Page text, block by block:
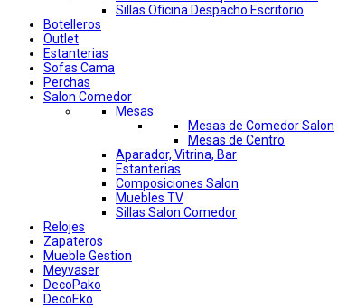
Sillas Oficina Despacho Escritorio
Botelleros
Outlet
Estanterias
Sofas Cama
Perchas
Salon Comedor
Mesas
Mesas de Comedor Salon
Mesas de Centro
Aparador, Vitrina, Bar
Estanterias
Composiciones Salon
Muebles TV
Sillas Salon Comedor
Relojes
Zapateros
Mueble Gestion
Meyvaser
DecoPako
DecoEko